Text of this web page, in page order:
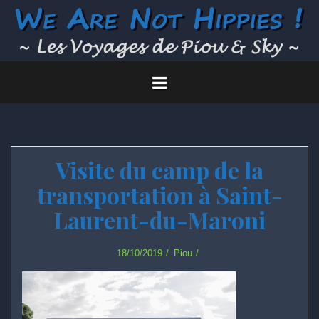
Skip
Visite du camp de la
transportation à Saint-
Laurent-du-Maroni
18/10/2019 Piou